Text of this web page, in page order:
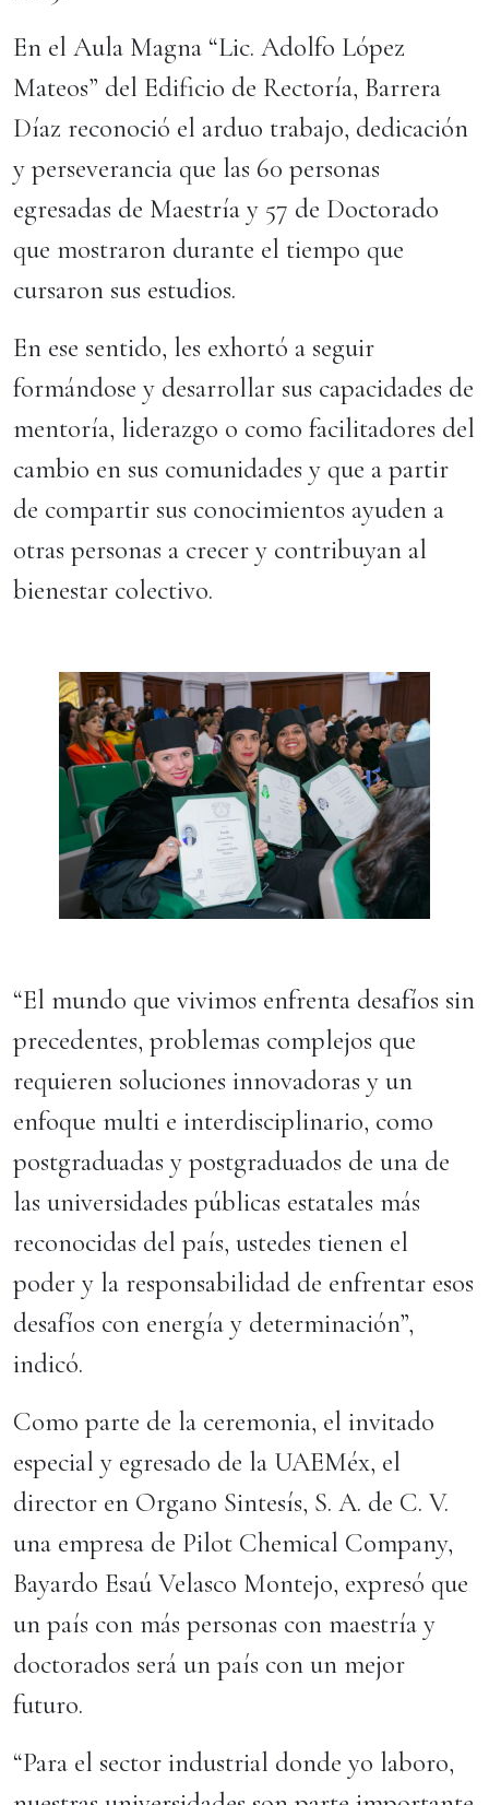
En el Aula Magna “Lic. Adolfo López
Mateos” del Edificio de Rectoría, Barrera
Díaz reconoció el arduo trabajo, dedicación
y perseverancia que las 60 personas
egresadas de Maestría y 57 de Doctorado
que mostraron durante el tiempo que
cursaron sus estudios.
En ese sentido, les exhortó a seguir
formándose y desarrollar sus capacidades de
mentoría, liderazgo o como facilitadores del
cambio en sus comunidades y que a partir
de compartir sus conocimientos ayuden a
otras personas a crecer y contribuyan al
bienestar colectivo.
“El mundo que vivimos enfrenta desafíos sin
precedentes, problemas complejos que
requieren soluciones innovadoras y un
enfoque multi e interdisciplinario, como
postgraduadas y postgraduados de una de
las universidades públicas estatales más
reconocidas del país, ustedes tienen el
poder y la responsabilidad de enfrentar esos
desafíos con energía y determinación”,
indicó.
Como parte de la ceremonia, el invitado
especial y egresado de la UAEMéx, el
director en Organo Sintesís, S. A. de C. V.
una empresa de Pilot Chemical Company,
Bayardo Esaú Velasco Montejo, expresó que
un país con más personas con maestría y
doctorados será un país con un mejor
futuro.
“Para el sector industrial donde yo laboro,